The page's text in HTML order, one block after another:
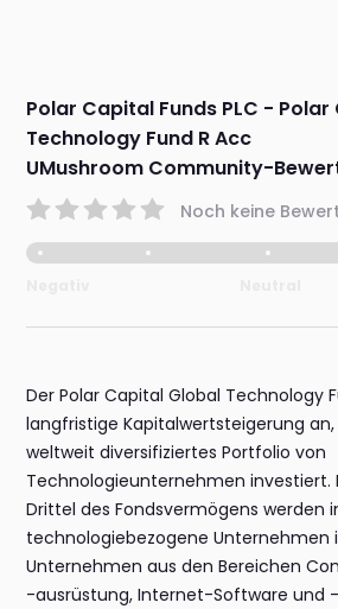
Polar Capital Funds PLC -
Technology Fund R Acc
UMushroom Community-
Noch keine
Der Polar Capital Global Technology
langfristige Kapitalwertsteigerung
weltweit diversifiziertes Portfolio von
Technologieunternehmen investiert.
Drittel des Fondsvermögens werden
technologiebezogene Unternehmen
Unternehmen aus den Bereichen
-ausrüstung, Internet-Software und